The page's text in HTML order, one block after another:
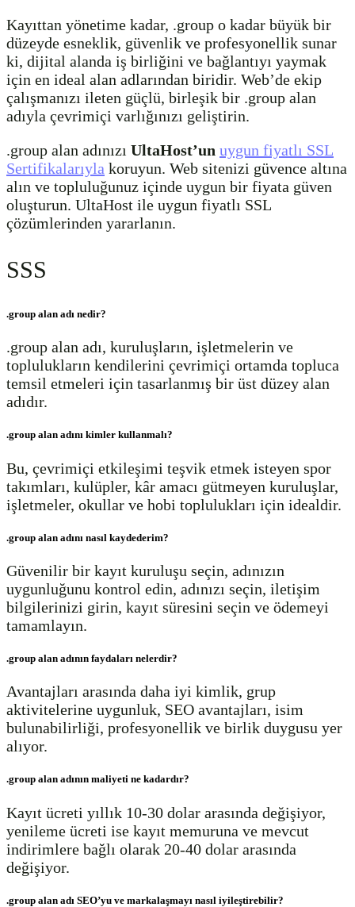
Kayıttan yönetime kadar, .group o kadar büyük bir
düzeyde esneklik, güvenlik ve profesyonellik sunar
ki, dijital alanda iş birliğini ve bağlantıyı yaymak
için en ideal alan adlarından biridir. Web’de ekip
çalışmanızı ileten güçlü, birleşik bir .group alan
adıyla çevrimiçi varlığınızı geliştirin.
.group alan adınızı UltaHost’un uygun fiyatlı SSL
Sertifikalarıyla koruyun. Web sitenizi güvence altına
alın ve topluluğunuz içinde uygun bir fiyata güven
oluşturun. UltaHost ile uygun fiyatlı SSL
çözümlerinden yararlanın.
SSS
.group alan adı nedir?
.group alan adı, kuruluşların, işletmelerin ve
toplulukların kendilerini çevrimiçi ortamda topluca
temsil etmeleri için tasarlanmış bir üst düzey alan
adıdır.
.group alan adını kimler kullanmalı?
Bu, çevrimiçi etkileşimi teşvik etmek isteyen spor
takımları, kulüpler, kâr amacı gütmeyen kuruluşlar,
işletmeler, okullar ve hobi toplulukları için idealdir.
.group alan adını nasıl kaydederim?
Güvenilir bir kayıt kuruluşu seçin, adınızın
uygunluğunu kontrol edin, adınızı seçin, iletişim
bilgilerinizi girin, kayıt süresini seçin ve ödemeyi
tamamlayın.
.group alan adının faydaları nelerdir?
Avantajları arasında daha iyi kimlik, grup
aktivitelerine uygunluk, SEO avantajları, isim
bulunabilirliği, profesyonellik ve birlik duygusu yer
alıyor.
.group alan adının maliyeti ne kadardır?
Kayıt ücreti yıllık 10-30 dolar arasında değişiyor,
yenileme ücreti ise kayıt memuruna ve mevcut
indirimlere bağlı olarak 20-40 dolar arasında
değişiyor.
.group alan adı SEO’yu ve markalaşmayı nasıl iyileştirebilir?